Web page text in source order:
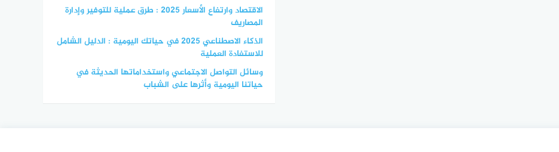
الاقتصاد وارتفاع الأسعار 2025 : طرق عملية للتوفير وإدارة
المصاريف
الذكاء الاصطناعي 2025 في حياتك اليومية : الدليل الشامل
للاستفادة العملية
وسائل التواصل الاجتماعي واستخداماتها الحديثة في
حياتنا اليومية وأثرها على الشباب